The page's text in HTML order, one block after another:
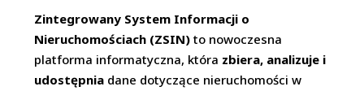
Zintegrowany System Informacji o
Nieruchomościach (ZSIN) to nowoczesna
platforma informatyczna, która zbiera, analizuje i
udostępnia dane dotyczące nieruchomości w